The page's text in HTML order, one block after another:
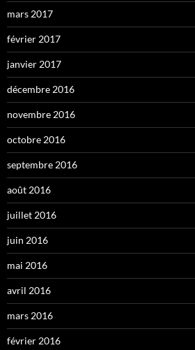
mars 2017
février 2017
janvier 2017
décembre 2016
novembre 2016
octobre 2016
septembre 2016
août 2016
juillet 2016
juin 2016
mai 2016
avril 2016
mars 2016
février 2016